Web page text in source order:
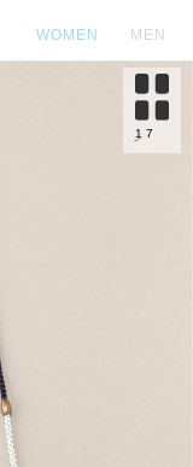
WOMEN MEN
1 7